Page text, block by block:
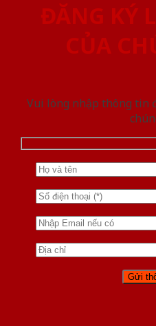
ĐĂNG KÝ
CỦA
Vui lòng nhập thông tin